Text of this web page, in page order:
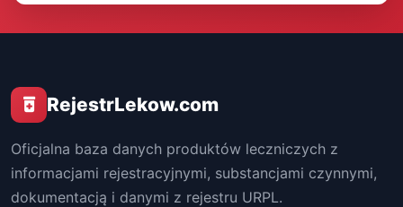
RejestrLekow.com
Oficjalna baza danych produktów leczniczych z
informacjami rejestracyjnymi, substancjami czynnymi,
dokumentacją i danymi z rejestru URPL.